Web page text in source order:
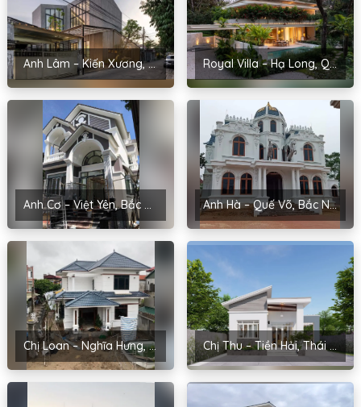
Anh Lâm – Kiến Xương, Thái Bình Royal Villa – Hạ Long, Quảng Ninh
Anh Cơ – Việt Yên, Bắc Giang Anh Hà – Quế Võ, Bắc Ninh
Chị Loan – Nghĩa Hưng, Nam Định Chị Thu – Tiền Hải, Thái Bình